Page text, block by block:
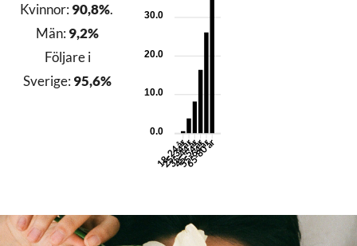
Kvinnor: 90,8%.
Män: 9,2%
Följare i
Sverige: 95,6%
30.0
20.0
10.0
0.0
18-24 år
25-34 år
35-44 år
45-54 år
55-64 år
65-80 år